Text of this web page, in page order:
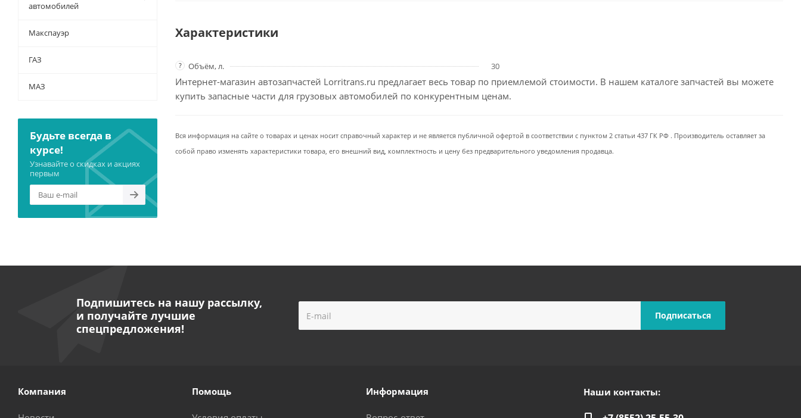
Характеристики
? Объём, л. 30
Интернет-магазин автозапчастей Lorritrans.ru предлагает весь товар по приемлемой стоимости. В нашем каталоге запчастей вы можете
купить запасные части для грузовых автомобилей по конкурентным ценам.
Вся информация на сайте о товарах и ценах носит справочный характер и не является публичной офертой в соответствии с пунктом 2 статьи 437 ГК РФ . Производитель оставляет за
собой право изменять характеристики товара, его внешний вид, комплектность и цену без предварительного уведомления продавца.
автомобилей
Макспауэр
ГАЗ
МАЗ
Будьте всегда в
курсе!
Узнавайте о скидках и акциях
первым
Подпишитесь на нашу рассылку,
и получайте лучшие
спецпредложения!
Компания Помощь Информация Наши контакты: